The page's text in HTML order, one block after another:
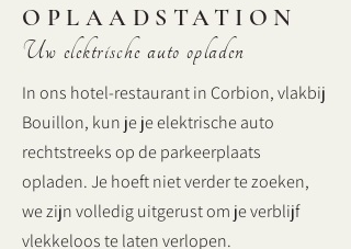
OPLAADSTATION
Uw elektrische auto opladen
In ons hotel-restaurant in Corbion, vlakbij
Bouillon, kun je je elektrische auto
rechtstreeks op de parkeerplaats
opladen. Je hoeft niet verder te zoeken,
we zijn volledig uitgerust om je verblijf
vlekkeloos te laten verlopen.